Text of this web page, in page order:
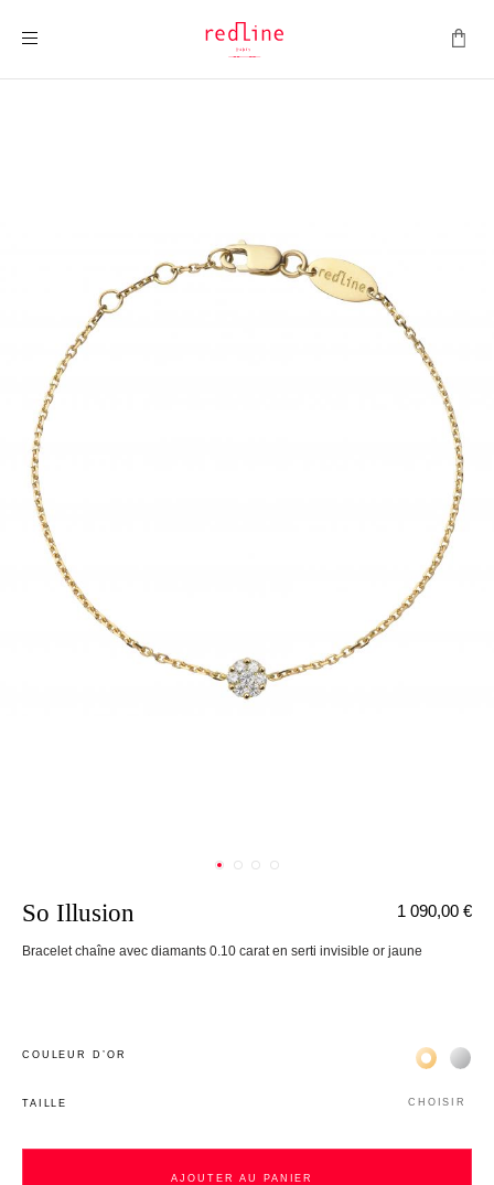
So Illusion
Bracelet chaîne avec diamants 0.10 carat en serti invisible or jaune
1 090,00 €
COULEUR D’OR Жёлтое
TAILLE CHOISIR
AJOUTER AU PANIER